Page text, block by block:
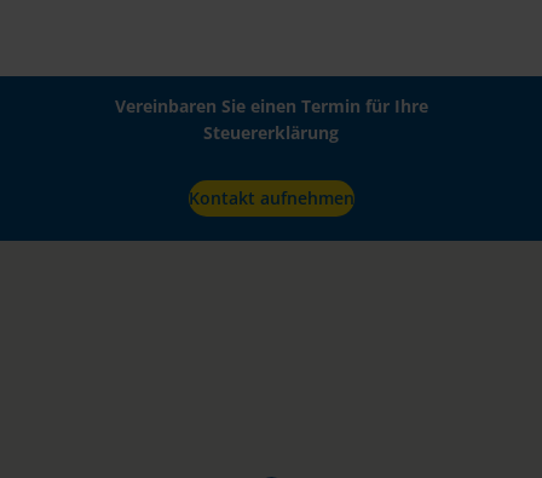
Vereinbaren Sie einen Termin für Ihre
Steuererklärung
Kontakt aufnehmen